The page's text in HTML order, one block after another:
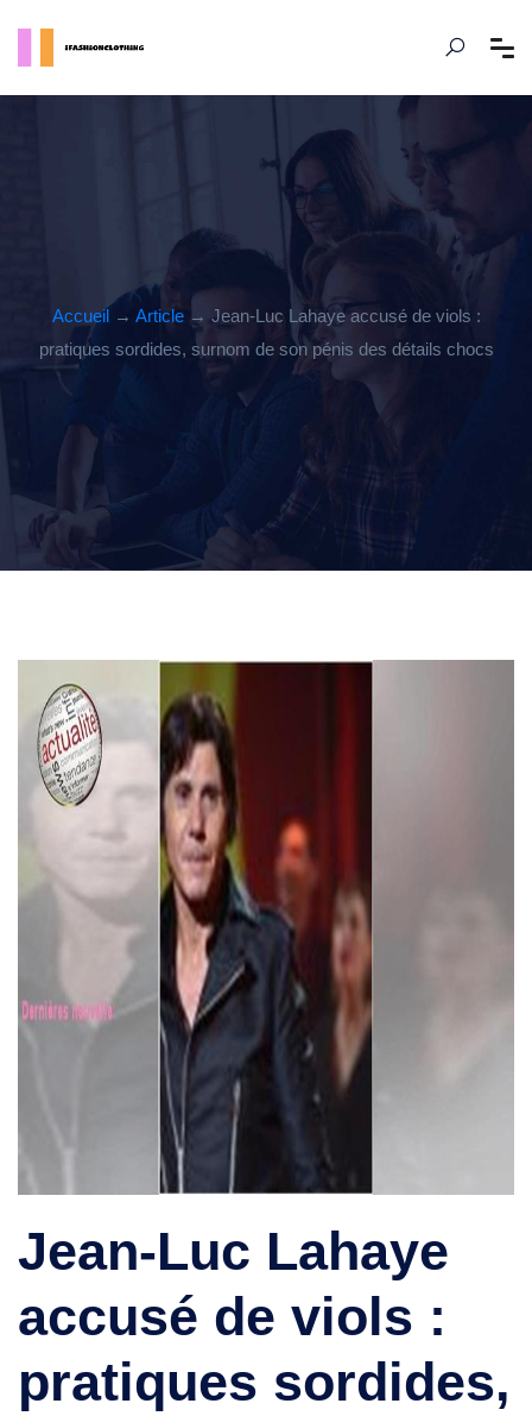
Accueil→ Article→ Jean-Luc Lahaye accusé de viols :
pratiques sordides, surnom de son pénis des détails chocs
Jean-Luc Lahaye
accusé de viols :
pratiques sordides,